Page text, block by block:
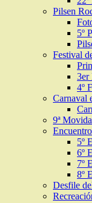
Pilsen
5º
Festival
3er
4º
Carnaval
9ª
5º
6º
7º
8º
Desfile